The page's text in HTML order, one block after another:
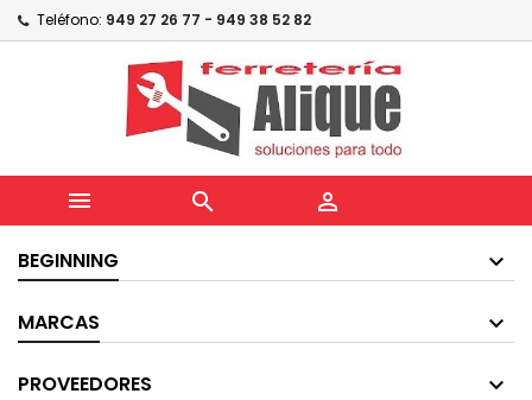
Teléfono: 949 27 26 77 - 949 38 52 82
  
BEGINNING
MARCAS
PROVEEDORES